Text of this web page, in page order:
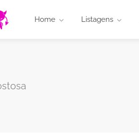
Home Listagens